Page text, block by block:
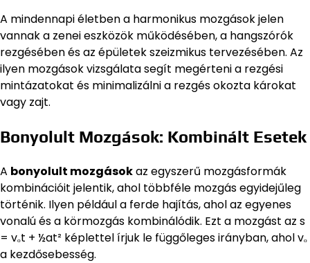
A mindennapi életben a harmonikus mozgások jelen
vannak a zenei eszközök működésében, a hangszórók
rezgésében és az épületek szeizmikus tervezésében. Az
ilyen mozgások vizsgálata segít megérteni a rezgési
mintázatokat és minimalizálni a rezgés okozta károkat
vagy zajt.
Bonyolult Mozgások: Kombinált Esetek
A bonyolult mozgásokaz egyszerű mozgásformák
kombinációit jelentik, ahol többféle mozgás egyidejűleg
történik. Ilyen például a ferde hajítás, ahol az egyenes
vonalú és a körmozgás kombinálódik. Ezt a mozgást az s
= vₒt + ½at² képlettel írjuk le függőleges irányban, ahol vₒ
a kezdősebesség.